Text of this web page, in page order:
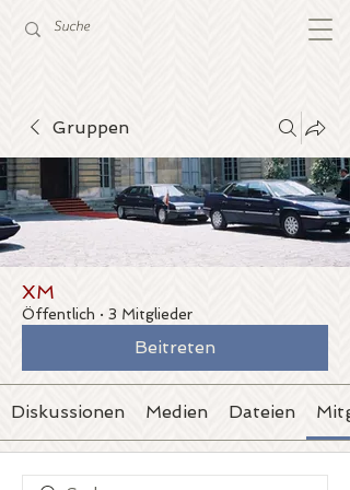
Gruppen
XM
Öffentlich · 3 Mitglieder
Beitreten
Diskussionen Medien Dateien